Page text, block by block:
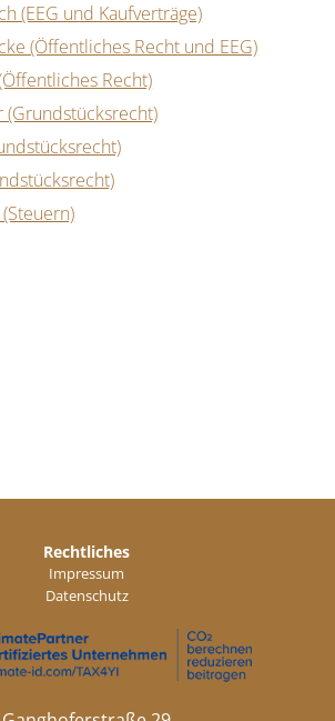
(EEG und Kaufverträge)
(Öffentliches Recht und EEG)
Recht)
(Grundstücksrecht)
Rechtliches
Impressum
Datenschutz